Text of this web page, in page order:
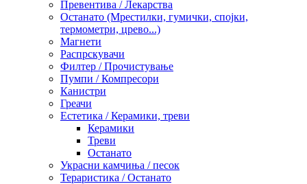
Превентива / Лекарства
Останато (Мрестилки, гумички, спојки,
термометри, црево...)
Магнети
Распрскувачи
Филтер / Прочистување
Пумпи / Компресори
Канистри
Греачи
Естетика / Керамики, треви
Керамики
Треви
Останато
Украсни камчиња / песок
Тераристика / Останато